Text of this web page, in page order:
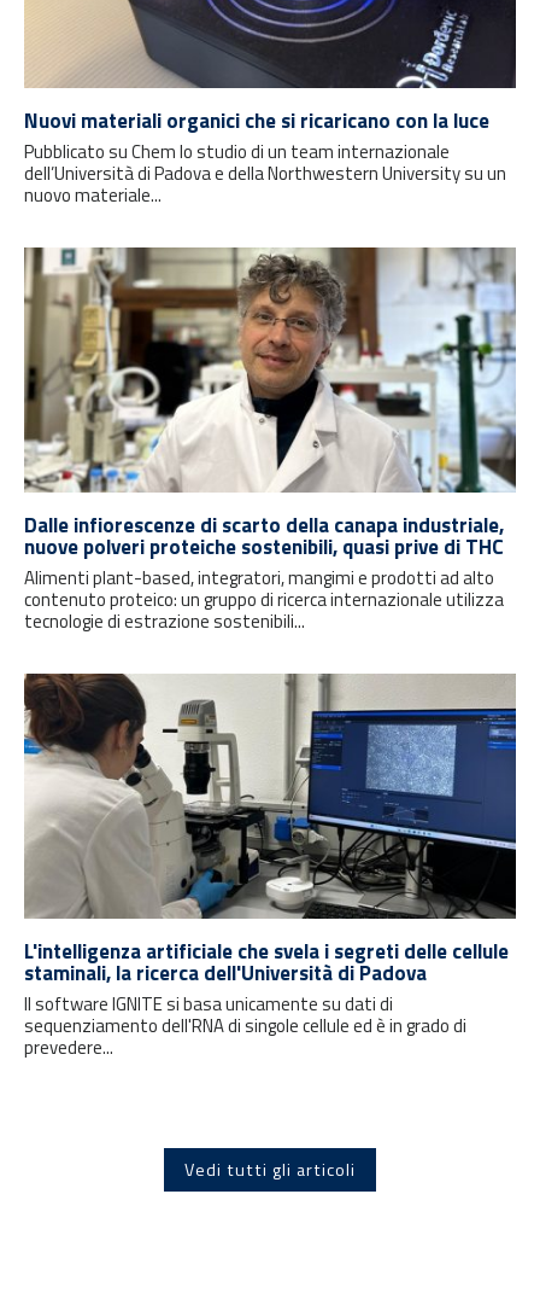
Nuovi materiali organici che si ricaricano con la luce
Pubblicato su Chem lo studio di un team internazionale
dell’Università di Padova e della Northwestern University su un
nuovo materiale...
Dalle infiorescenze di scarto della canapa industriale,
nuove polveri proteiche sostenibili, quasi prive di THC
Alimenti plant-based, integratori, mangimi e prodotti ad alto
contenuto proteico: un gruppo di ricerca internazionale utilizza
tecnologie di estrazione sostenibili...
L'intelligenza artificiale che svela i segreti delle cellule
staminali, la ricerca dell'Università di Padova
Il software IGNITE si basa unicamente su dati di
sequenziamento dell'RNA di singole cellule ed è in grado di
prevedere...
Vedi tutti gli articoli